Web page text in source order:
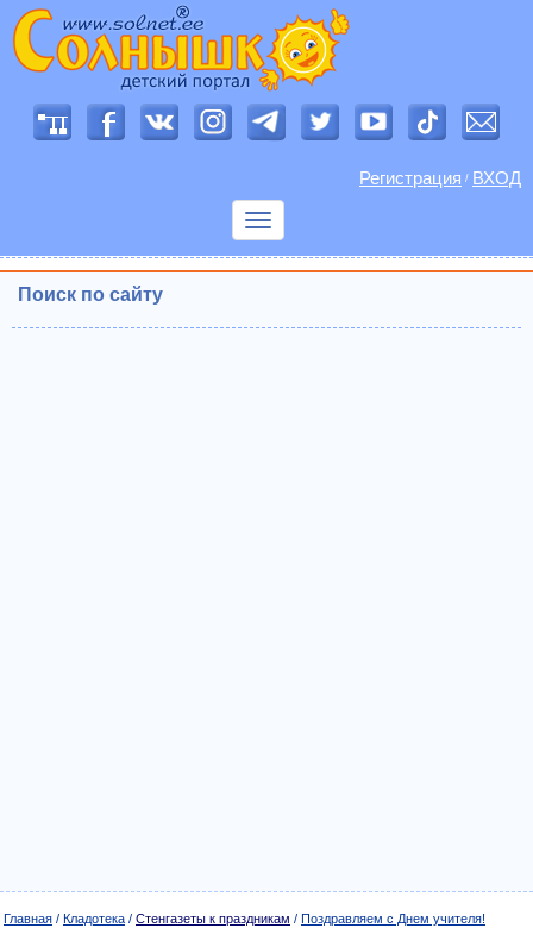
Регистрация / ВХОД
Показать
Поиск по сайту
Главная / Кладотека / Стенгазеты к праздникам / Поздравляем с Днем учителя!